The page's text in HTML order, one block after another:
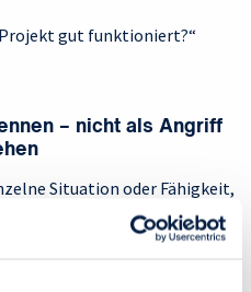
gut funktioniert?“
– nicht als Angriff
Situation oder Fähigkeit,
„Ich bin nicht gut genug“